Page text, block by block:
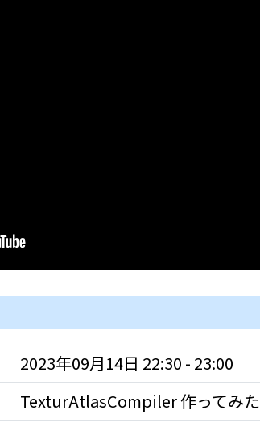
2023年09月14日 22:30 - 23:00
TexturAtlasCompiler 作ってみた